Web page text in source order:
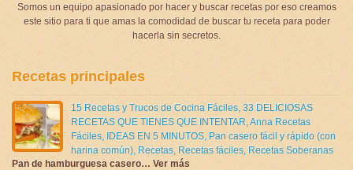
Somos un equipo apasionado por hacer y buscar recetas por eso creamos
este sitio para ti que amas la comodidad de buscar tu receta para poder
hacerla sin secretos.
Recetas principales
15 Recetas y Trucos de Cocina Fáciles, 33 DELICIOSAS
RECETAS QUE TIENES QUE INTENTAR,Anna Recetas
Fáciles, IDEAS EN 5 MINUTOS, Pan casero fácil y rápido (con
harina común), Recetas, Recetas fáciles, Recetas Soberanas
Pan de hamburguesa casero… Ver más